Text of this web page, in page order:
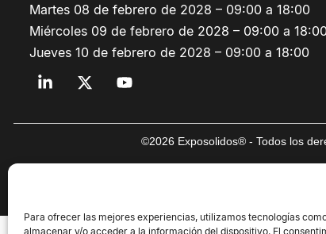
Para ofrecer las mejores experiencias, utilizamos tecnologías
almacenar y/o acceder a la información del dispositivo. El
Martes 08 de febrero de 2028 – 09:00 a 18:00
Miércoles 09 de febrero de 2028 – 09:00 a
Jueves 10 de febrero de 2028 – 09:00 a 18:00
©2026 Exposolidos® - Todos los